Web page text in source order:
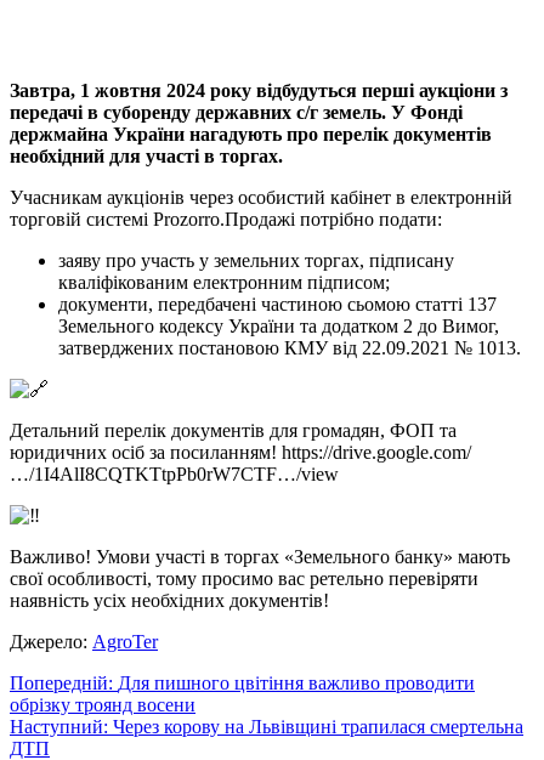
Link
Print
Завтра, 1 жовтня 2024 року відбудуться перші аукціони з
передачі в суборенду державних с/г земель. У Фонді
держмайна України нагадують про перелік документів
необхідний для участі в торгах.
Учасникам аукціонів через особистий кабінет в електронній
торговій системі Prozorro.Продажі потрібно подати:
заяву про участь у земельних торгах, підписану
кваліфікованим електронним підписом;
документи, передбачені частиною сьомою статті 137
Земельного кодексу України та додатком 2 до Вимог,
затверджених постановою КМУ від 22.09.2021 № 1013.
Детальний перелік документів для громадян, ФОП та
юридичних осіб за посиланням! https://drive.google.com/
…/1I4AlI8CQTKTtpPb0rW7CTF…/view
Важливо! Умови участі в торгах «Земельного банку» мають
свої особливості, тому просимо вас ретельно перевіряти
наявність усіх необхідних документів!
Джерело: АgroTer
Навігація
записів
Попередній: Для пишного цвітіння важливо проводити
обрізку троянд восени
Наступний: Через корову на Львівщині трапилася смертельна
ДТП